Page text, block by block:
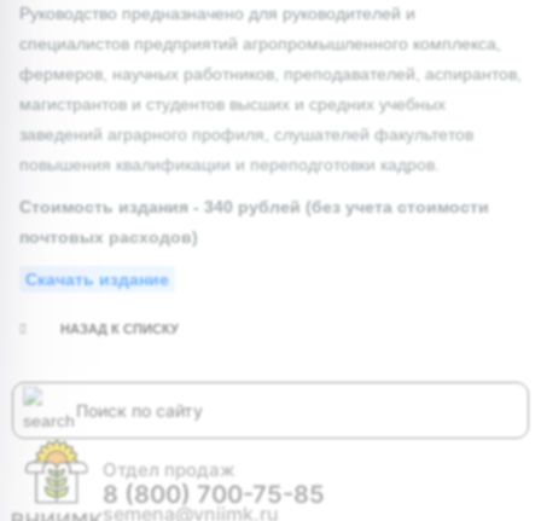
Руководство предназначено для руководителей и
специалистов предприятий агропромышленного комплекса,
фермеров, научных работников, преподавателей, аспирантов,
магистрантов и студентов высших и средних учебных
заведений аграрного профиля, слушателей факультетов
повышения квалификации и переподготовки кадров.
Стоимость издания - 340 рублей (без учета стоимости
почтовых расходов)
Скачать издание
НАЗАД К СПИСКУ
Отдел продаж
8 (800) 700-75-85
semena@vniimk.ru